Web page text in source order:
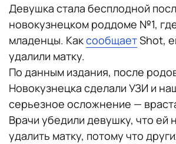
Девушка стала бесплодной
новокузнецком роддоме №1,
младенцы. КаксообщаетShot,
удалили матку.
По данным издания, после
Новокузнецка сделали УЗИ и
серьезное осложнение —
Врачи убедили девушку, что ей
удалить матку, потому что